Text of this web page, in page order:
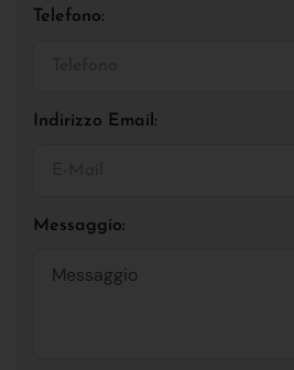
Telefono:
Indirizzo Email:
Messaggio: